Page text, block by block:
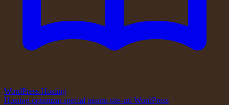
WordPress Hosting
Hosting optimizat special pentru site-uri WordPress